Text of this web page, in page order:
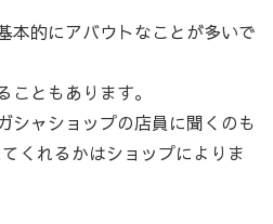
本的にアバウトなことが多いで
こともあります。
シャショップの店員に聞くのも
くれるかはショップによりま